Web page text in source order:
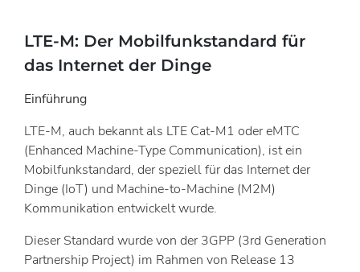
LTE-M: Der Mobilfunkstandard für
das Internet der Dinge
Einführung
LTE-M, auch bekannt als LTE Cat-M1 oder eMTC
(Enhanced Machine-Type Communication), ist ein
Mobilfunkstandard, der speziell für das Internet der
Dinge (IoT) und Machine-to-Machine (M2M)
Kommunikation entwickelt wurde.
Dieser Standard wurde von der 3GPP (3rd Generation
Partnership Project) im Rahmen von Release 13